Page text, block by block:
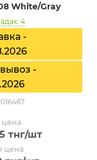
White/Gray
4
-
-
тнг/шт
цена